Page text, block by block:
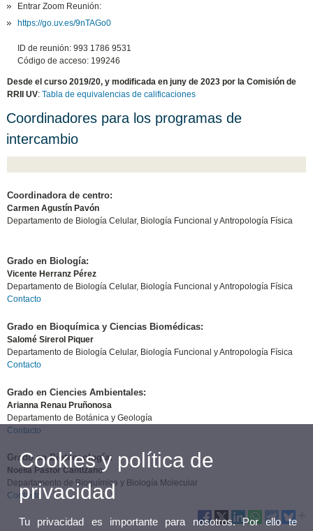
Entrar Zoom Reunión:
https://go.uv.es/9nTAGo0
ID de reunión: 993 1786 9531
Código de acceso: 199246
Desde el curso 2019/20, y modificada en juny de 2023 por la Comisión de
RRII UV:Tabla de equivalencias de calificaciones
Coordinadores para los programas de
intercambio
Coordinadora de centro:
Carmen Agustín Pavón
Departamento de Biología Celular, Biología Funcional y Antropología Física
Grado en Biología:
Vicente Herranz Pérez
Departamento de Biología Celular, Biología Funcional y Antropología Física
Contacto
Grado en Bioquímica y Ciencias Biomédicas:
Salomé Sirerol Piquer
Departamento de Biología Celular, Biología Funcional y Antropología Física
Contacto
Grado en Ciencies Ambientales:
Arianna Renau Pruñonosa
Departamento de Botánica y Geología
Contacto
Grado en Biotecnología:
Noelia Pastor Cantizano
Departamento de Bioquímica y Biología Molecular
Contacto
Cookies y política de
privacidad
Tu privacidad es importante para nosotros. Por ello te